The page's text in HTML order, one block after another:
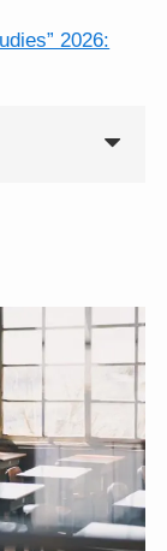
2026: